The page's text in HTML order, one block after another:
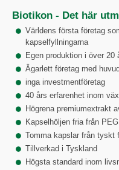
Biotikon - Det här
Världens första företag
kapselfyllningarna
Egen produktion i över 20
Ägarlett företag med
inga investmentföretag
40 års erfarenhet inom
Högrena premiumextrakt
Kapselhöljen fria från
Tomma kapslar från tyskt
Tillverkad i Tyskland
Högsta standard inom